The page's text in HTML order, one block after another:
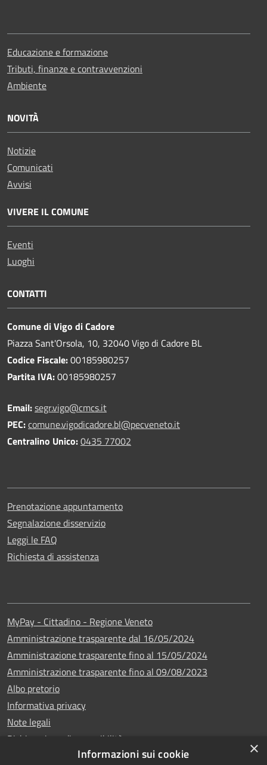
Educazione e formazione
Tributi, finanze e contravvenzioni
Ambiente
NOVITÀ
Notizie
Comunicati
Avvisi
VIVERE IL COMUNE
Eventi
Luoghi
CONTATTI
Comune di Vigo di Cadore
Piazza Sant'Orsola, 10, 32040 Vigo di Cadore BL
Codice Fiscale:00185980257
Partita IVA:00185980257
Email:segr.vigo@cmcs.it
PEC:comune.vigodicadore.bl@pecveneto.it
Centralino Unico:0435 77002
Prenotazione appuntamento
Segnalazione disservizio
Leggi le FAQ
Richiesta di assistenza
MyPay - Cittadino - Regione Veneto
Amministrazione trasparente dal 16/05/2024
Amministrazione trasparente fino al 15/05/2024
Amministrazione trasparente fino al 09/08/2023
Albo pretorio
Informativa privacy
Note legali
Dichiarazione di accessibilità
×
Informazioni sui cookie